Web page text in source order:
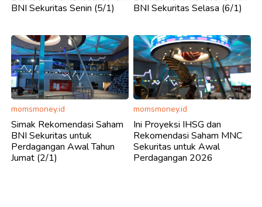
BNI Sekuritas Senin (5/1)
BNI Sekuritas Selasa (6/1)
momsmoney.id
Simak Rekomendasi Saham
BNI Sekuritas untuk
Perdagangan Awal Tahun
Jumat (2/1)
momsmoney.id
Ini Proyeksi IHSG dan
Rekomendasi Saham MNC
Sekuritas untuk Awal
Perdagangan 2026